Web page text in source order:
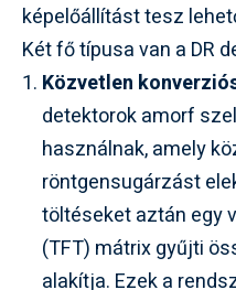
képelőállítást tesz
Két fő típusa van a DR
Közvetlen
detektorok amorf
használnak, amely
röntgensugárzást
töltéseket aztán egy
(TFT) mátrix gyűjti
alakítja. Ezek a